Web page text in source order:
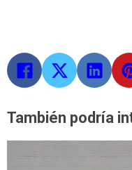
También podría